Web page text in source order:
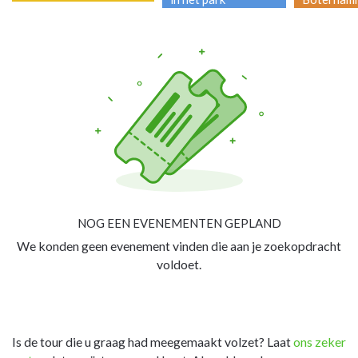
NOG EEN EVENEMENTEN GEPLAND
We konden geen evenement vinden die aan je zoekopdracht
voldoet.
Is de tour die u graag had meegemaakt volzet? Laatons zeker